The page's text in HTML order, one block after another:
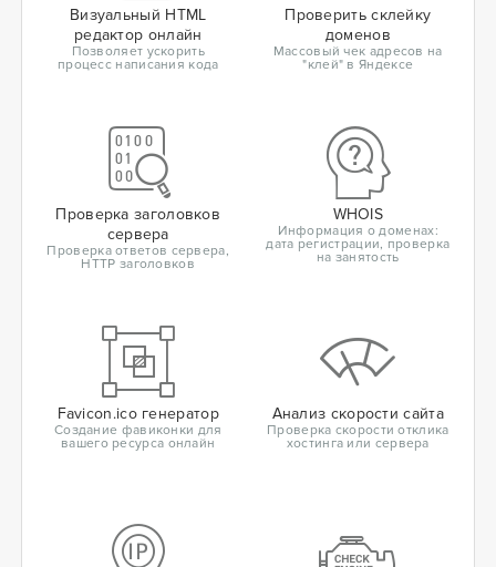
Визуальный HTML
редактор онлайн
Позволяет ускорить
процесс написания кода
Проверить склейку
доменов
Массовый чек адресов на
"клей" в Яндексе
Проверка заголовков
сервера
Проверка ответов сервера,
HTTP заголовков
WHOIS
Информация о доменах:
дата регистрации, проверка
на занятость
Favicon.ico генератор
Создание фавиконки для
вашего ресурса онлайн
Анализ скорости сайта
Проверка скорости отклика
хостинга или сервера